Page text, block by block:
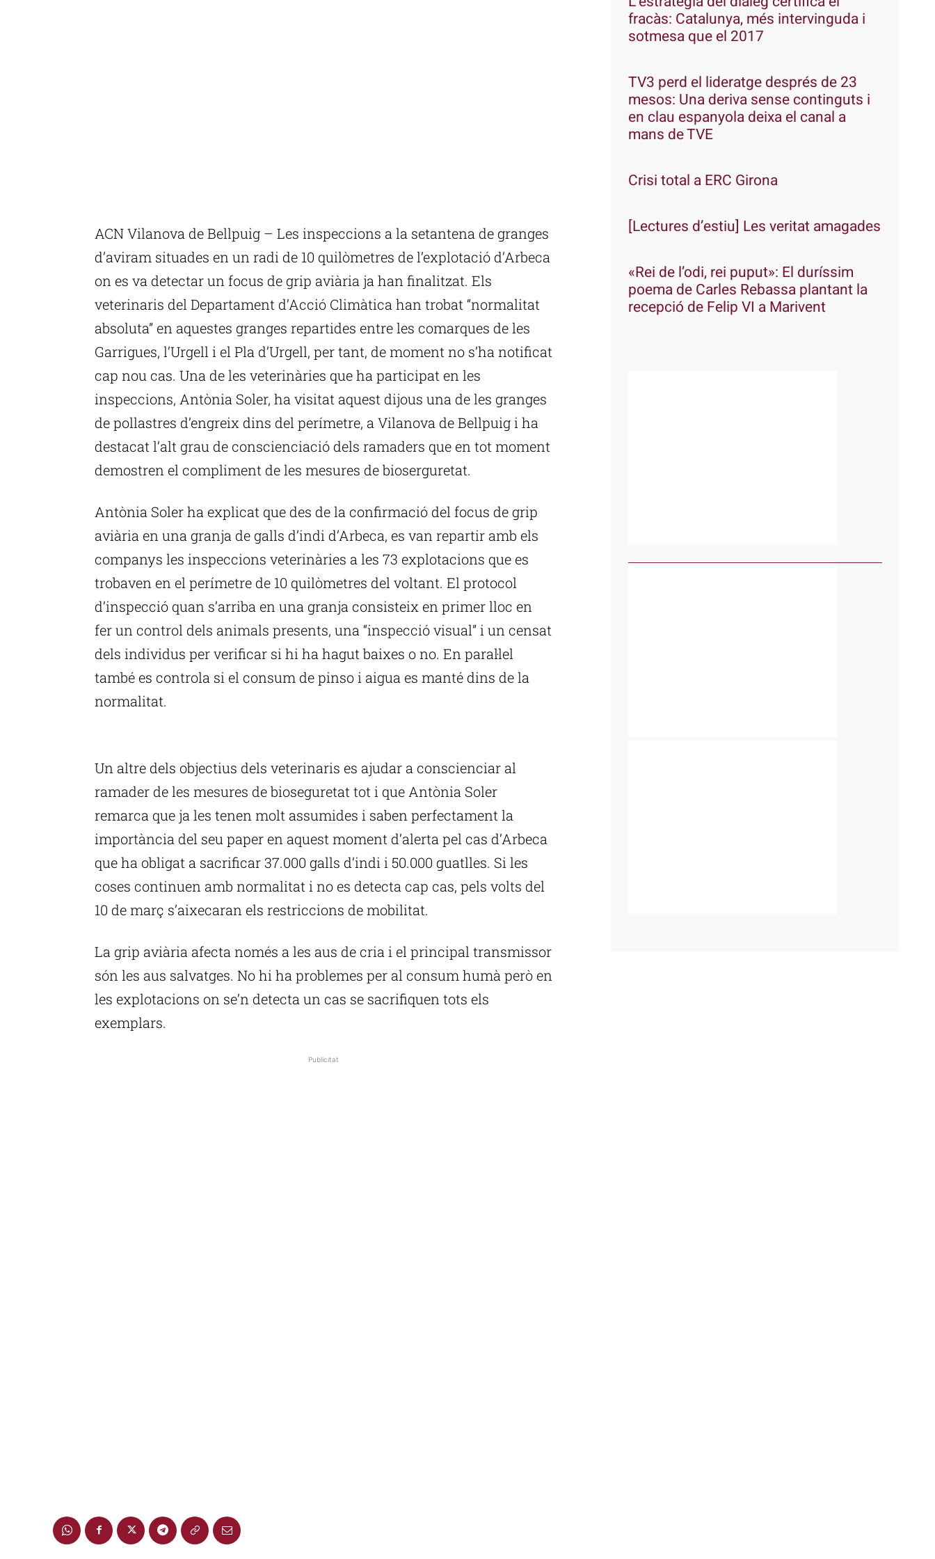
ACN Vilanova de Bellpuig – Les inspeccions a la setantena de granges
d’aviram situades en un radi de 10 quilòmetres de l’explotació d’Arbeca
on es va detectar un focus de grip aviària ja han finalitzat. Els
veterinaris del Departament d’Acció Climàtica han trobat “normalitat
absoluta” en aquestes granges repartides entre les comarques de les
Garrigues, l’Urgell i el Pla d’Urgell, per tant, de moment no s’ha notificat
cap nou cas. Una de les veterinàries que ha participat en les
inspeccions, Antònia Soler, ha visitat aquest dijous una de les granges
de pollastres d’engreix dins del perímetre, a Vilanova de Bellpuig i ha
destacat l’alt grau de conscienciació dels ramaders que en tot moment
demostren el compliment de les mesures de bioserguretat.
Antònia Soler ha explicat que des de la confirmació del focus de grip
aviària en una granja de galls d’indi d’Arbeca, es van repartir amb els
companys les inspeccions veterinàries a les 73 explotacions que es
trobaven en el perímetre de 10 quilòmetres del voltant. El protocol
d’inspecció quan s’arriba en una granja consisteix en primer lloc en
fer un control dels animals presents, una “inspecció visual” i un censat
dels individus per verificar si hi ha hagut baixes o no. En paral·lel
també es controla si el consum de pinso i aigua es manté dins de la
normalitat.
Un altre dels objectius dels veterinaris es ajudar a conscienciar al
ramader de les mesures de bioseguretat tot i que Antònia Soler
remarca que ja les tenen molt assumides i saben perfectament la
importància del seu paper en aquest moment d’alerta pel cas d’Arbeca
que ha obligat a sacrificar 37.000 galls d’indi i 50.000 guatlles. Si les
coses continuen amb normalitat i no es detecta cap cas, pels volts del
10 de març s’aixecaran els restriccions de mobilitat.
La grip aviària afecta només a les aus de cria i el principal transmissor
són les aus salvatges. No hi ha problemes per al consum humà però en
les explotacions on se’n detecta un cas se sacrifiquen tots els
exemplars.
Publicitat
fracàs: Catalunya, més intervinguda i
sotmesa que el 2017
TV3 perd el lideratge després de 23
mesos: Una deriva sense continguts i
en clau espanyola deixa el canal a
mans de TVE
Crisi total a ERC Girona
[Lectures d’estiu] Les veritat amagades
«Rei de l’odi, rei puput»: El duríssim
poema de Carles Rebassa plantant la
recepció de Felip VI a Marivent